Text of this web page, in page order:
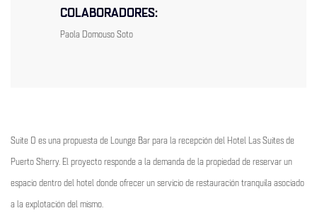
COLABORADORES:
Paola Domouso Soto
Suite 0 es una propuesta de Lounge Bar para la recepción del Hotel Las Suites de
Puerto Sherry. El proyecto responde a la demanda de la propiedad de reservar un
espacio dentro del hotel donde ofrecer un servicio de restauración tranquila asociado
a la explotación del mismo.